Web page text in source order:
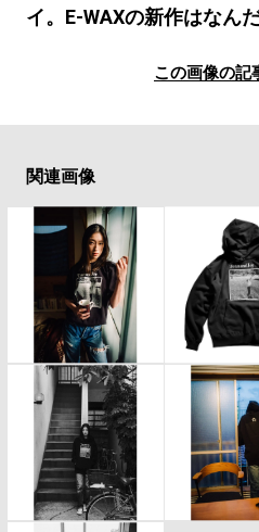
イ。E-WAXの新作はなん
この画像の記
関連画像